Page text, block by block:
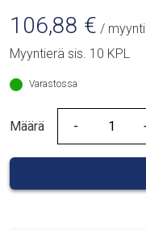
106,88 € /
Myyntierä sis. 10 KPL
Varastossa
Määrä
Määrä